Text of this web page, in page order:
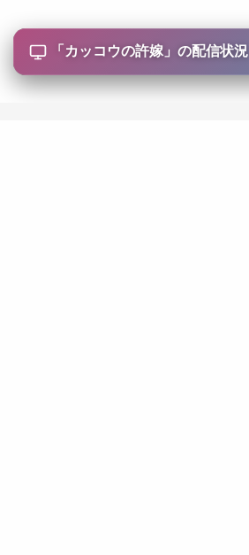
「 カッコウの許嫁」の配信状況